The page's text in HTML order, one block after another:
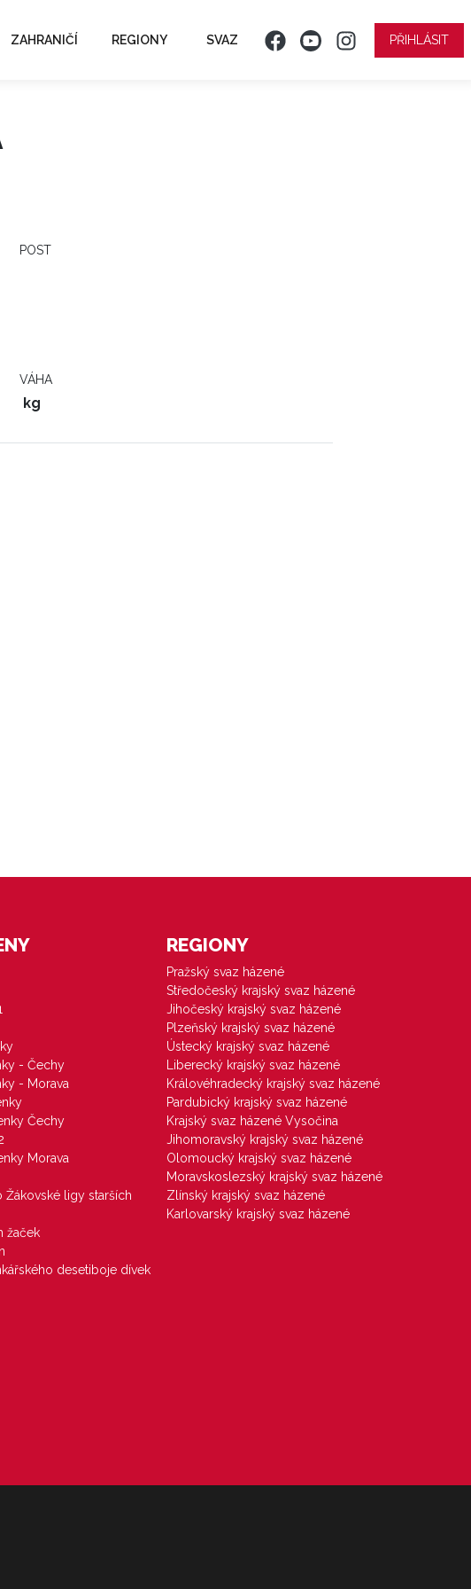
ZAHRANIČÍ REGIONY SVAZ PŘIHLÁSIT
POST
VÁHA
kg
- Čechy
- Morava
Čechy
Morava
Žákovské ligy starších
žaček
desetiboje dívek
REGIONY
Pražský svaz házené
Středočeský krajský svaz házené
Jihočeský krajský svaz házené
Plzeňský krajský svaz házené
Ústecký krajský svaz házené
Liberecký krajský svaz házené
Královéhradecký krajský svaz házené
Pardubický krajský svaz házené
Krajský svaz házené Vysočina
Jihomoravský krajský svaz házené
Olomoucký krajský svaz házené
Moravskoslezský krajský svaz házené
Zlínský krajský svaz házené
Karlovarský krajský svaz házené